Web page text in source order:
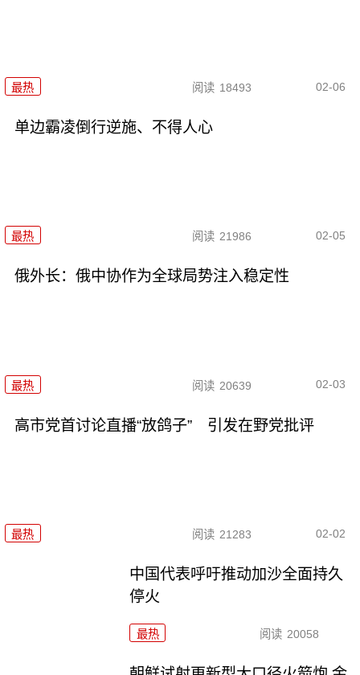
最热 阅读 18493 02-06
单边霸凌倒行逆施、不得人心
最热 阅读 21986 02-05
俄外长：俄中协作为全球局势注入稳定性
最热 阅读 20639 02-03
高市党首讨论直播“放鸽子” 引发在野党批评
最热 阅读 21283 02-02
中国代表呼吁推动加沙全面持久
停火
最热 阅读 20058